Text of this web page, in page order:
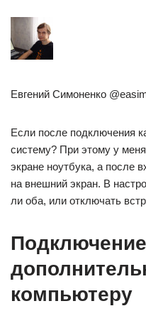
Евгений Симоненко
Если после подключения
систему? При этому у
экране ноутбука, а после
на внешний экран. В
ли оба, или отключать
Подключение
компьютеру